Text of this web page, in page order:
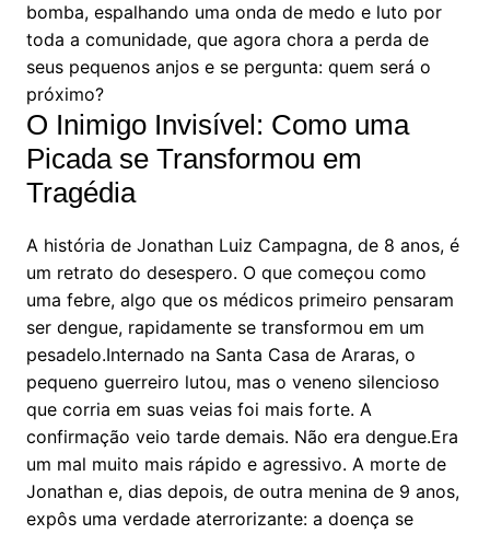
bomba, espalhando uma onda de medo e luto por
toda a comunidade, que agora chora a perda de
seus pequenos anjos e se pergunta: quem será o
próximo?
O Inimigo Invisível: Como uma
Picada se Transformou em
Tragédia
A história de Jonathan Luiz Campagna, de 8 anos, é
um retrato do desespero. O que começou como
uma febre, algo que os médicos primeiro pensaram
ser dengue, rapidamente se transformou em um
pesadelo.Internado na Santa Casa de Araras, o
pequeno guerreiro lutou, mas o veneno silencioso
que corria em suas veias foi mais forte. A
confirmação veio tarde demais. Não era dengue.Era
um mal muito mais rápido e agressivo. A morte de
Jonathan e, dias depois, de outra menina de 9 anos,
expôs uma verdade aterrorizante: a doença se